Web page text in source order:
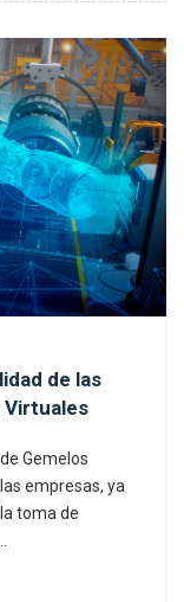
de las
Virtuales
Gemelos
empresas, ya
toma de